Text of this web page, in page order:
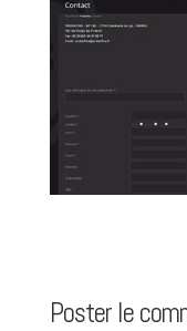
Poster le